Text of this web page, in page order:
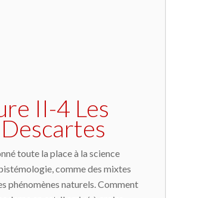
II-4 Les
toute la place à la science
comme des mixtes
phénomènes naturels. Comment